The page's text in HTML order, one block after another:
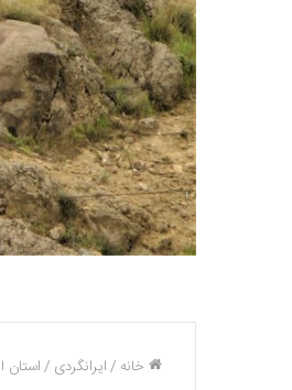
خانه /ایرانگردی /استان